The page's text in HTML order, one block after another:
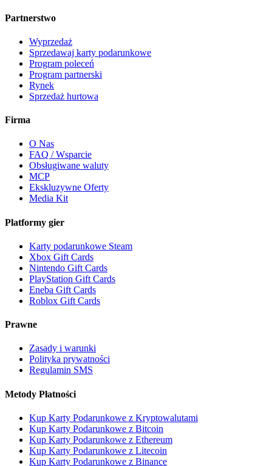
Partnerstwo
Wyprzedaż
Sprzedawaj karty podarunkowe
Program poleceń
Program partnerski
Rynek
Sprzedaż hurtowa
Firma
O Nas
FAQ / Wsparcie
Obsługiwane waluty
MCP
Ekskluzywne Oferty
Media Kit
Platformy gier
Karty podarunkowe Steam
Xbox Gift Cards
Nintendo Gift Cards
PlayStation Gift Cards
Eneba Gift Cards
Roblox Gift Cards
Prawne
Zasady i warunki
Polityka prywatności
Regulamin SMS
Metody Płatności
Kup Karty Podarunkowe z Kryptowalutami
Kup Karty Podarunkowe z Bitcoin
Kup Karty Podarunkowe z Ethereum
Kup Karty Podarunkowe z Litecoin
Kup Karty Podarunkowe z Binance